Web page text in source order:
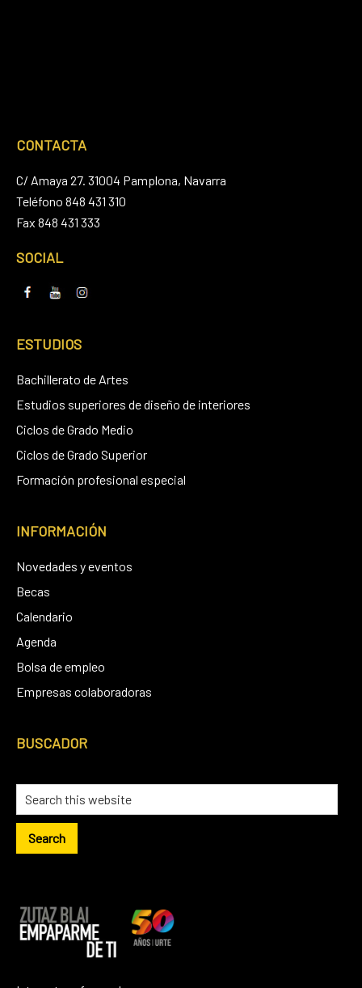
CONTACTA
C/ Amaya 27. 31004 Pamplona, Navarra
Teléfono 848 431 310
Fax 848 431 333
SOCIAL
ESTUDIOS
Bachillerato de Artes
Estudios superiores de diseño de interiores
Ciclos de Grado Medio
Ciclos de Grado Superior
Formación profesional especial
INFORMACIÓN
Novedades y eventos
Becas
Calendario
Agenda
Bolsa de empleo
Empresas colaboradoras
BUSCADOR
Search
this
website